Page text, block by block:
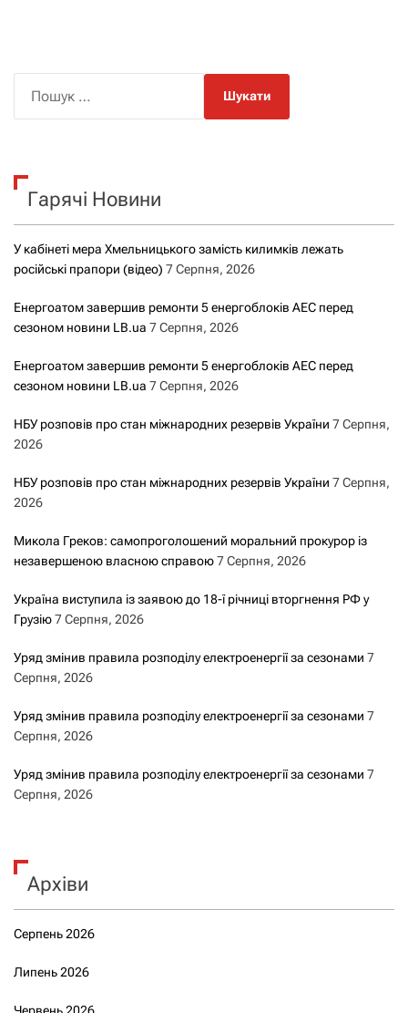
к
Гарячі Новини
У кабінеті мера Хмельницького замість килимків лежать
російські прапори (відео) 7 Серпня, 2026
Енергоатом завершив ремонти 5 енергоблоків АЕС перед
сезоном новини LB.ua 7 Серпня, 2026
Енергоатом завершив ремонти 5 енергоблоків АЕС перед
сезоном новини LB.ua 7 Серпня, 2026
НБУ розповів про стан міжнародних резервів України 7 Серпня,
2026
НБУ розповів про стан міжнародних резервів України 7 Серпня,
2026
Микола Греков: самопроголошений моральний прокурор із
незавершеною власною справою7 Серпня, 2026
Україна виступила із заявою до 18-ї річниці вторгнення РФ у
Грузію7 Серпня, 2026
Уряд змінив правила розподілу електроенергії за сезонами 7
Серпня, 2026
Уряд змінив правила розподілу електроенергії за сезонами 7
Серпня, 2026
Уряд змінив правила розподілу електроенергії за сезонами 7
Серпня, 2026
Архіви
Серпень 2026
Липень 2026